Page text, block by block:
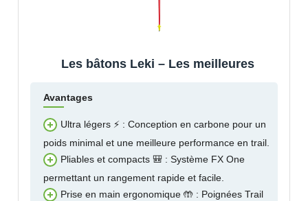
Les bâtons Leki – Les meilleures
Avantages
Ultra légers ⚡ : Conception en carbone pour un
poids minimal et une meilleure performance en trail.
Pliables et compacts 🎒 : Système FX One
permettant un rangement rapide et facile.
Prise en main ergonomique 🤲 : Poignées Trail